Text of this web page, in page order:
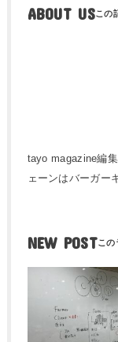
ABOUT US
tayo magazine編
ェーンはバーガー
NEW POST